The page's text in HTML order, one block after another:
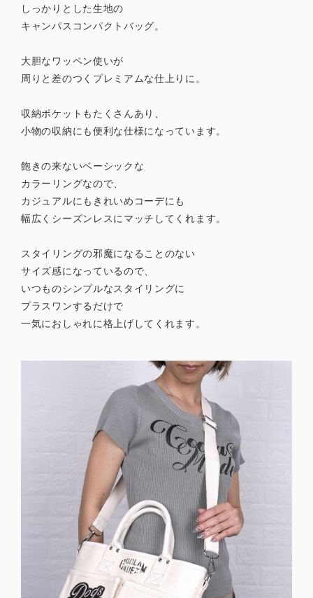
しっかりとした生地の
キャンパスコンパクトバッグ。
大胆なワッペン使いが
周りと差のつくプレミアムな仕上りに。
収納ポケットもたくさんあり、
小物の収納にも便利な仕様になっています。
飽きの来ないベーシックな
カラーリングなので、
カジュアルにもきれいめコーデにも
幅広くシーズンレスにマッチしてくれます。
スタイリングの邪魔になることのない
サイズ感になっているので、
いつものシンプルなスタイリングに
プラスワンするだけで
一気におしゃれに格上げしてくれます。